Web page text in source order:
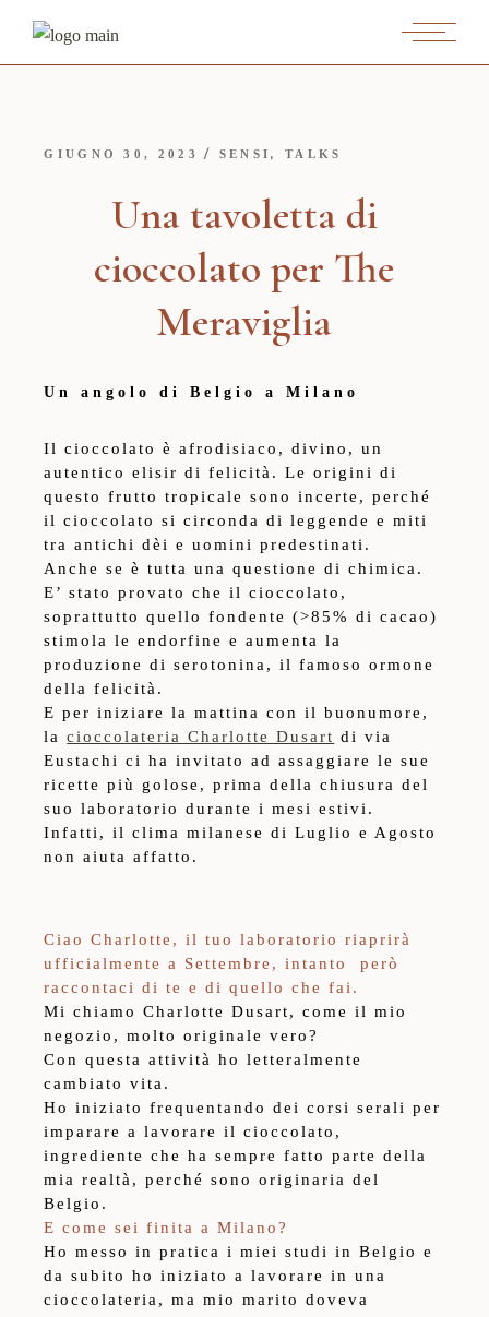
GIUGNO 30, 2023 SENSI, TALKS
Una tavoletta di
cioccolato per The
Meraviglia
Un angolo di Belgio a Milano
Il cioccolato è afrodisiaco, divino, un
autentico elisir di felicità. Le origini di
questo frutto tropicale sono incerte, perché
il cioccolato si circonda di leggende e miti
tra antichi dèi e uomini predestinati.
Anche se è tutta una questione di chimica.
E’ stato provato che il cioccolato,
soprattutto quello fondente (>85% di cacao)
stimola le endorfine e aumenta la
produzione di serotonina, il famoso ormone
della felicità.
E per iniziare la mattina con il buonumore,
lacioccolateria Charlotte Dusart di via
Eustachi ci ha invitato ad assaggiare le sue
ricette più golose, prima della chiusura del
suo laboratorio durante i mesi estivi.
Infatti, il clima milanese di Luglio e Agosto
non aiuta affatto.
Ciao Charlotte, il tuo laboratorio riaprirà
ufficialmente a Settembre, intanto però
raccontaci di te e di quello che fai.
Mi chiamo Charlotte Dusart, come il mio
negozio, molto originale vero?
Con questa attività ho letteralmente
cambiato vita.
Ho iniziato frequentando dei corsi serali per
imparare a lavorare il cioccolato,
ingrediente che ha sempre fatto parte della
mia realtà, perché sono originaria del
Belgio.
E come sei finita a Milano?
Ho messo in pratica i miei studi in Belgio e
da subito ho iniziato a lavorare in una
cioccolateria, ma mio marito doveva